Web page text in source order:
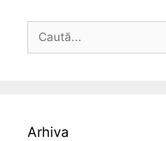
după:
Arhiva